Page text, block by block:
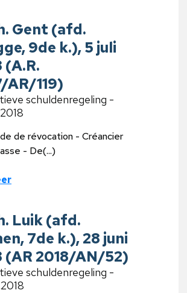
Gent (afd.
9de k.), 5 juli
(A.R.
AR/119)
schuldenregeling -
de révocation - Créancier
- De(...)
Luik (afd.
7de k.), 28 juni
(AR 2018/AN/52)
schuldenregeling -